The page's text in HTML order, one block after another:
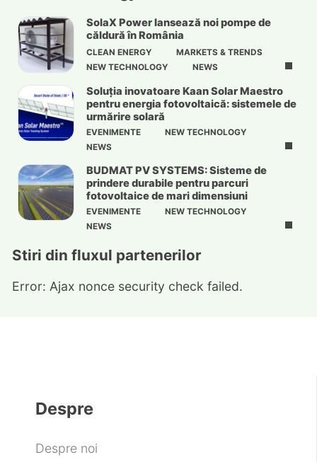
SolaX Power lansează noi pompe de
căldură în România
CLEAN ENERGY
MARKETS & TRENDS
NEW TECHNOLOGY
NEWS
Soluția inovatoare Kaan Solar Maestro
pentru energia fotovoltaică: sistemele de
urmărire solară
EVENIMENTE
NEW TECHNOLOGY
NEWS
BUDMAT PV SYSTEMS: Sisteme de
prindere durabile pentru parcuri
fotovoltaice de mari dimensiuni
EVENIMENTE
NEW TECHNOLOGY
NEWS
Stiri din fluxul partenerilor
Error: Ajax nonce security check failed.
Despre
Despre noi